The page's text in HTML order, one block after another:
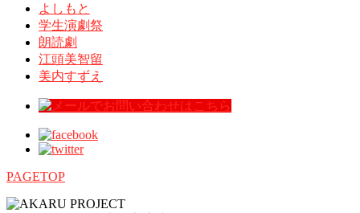
よしもと
学生演劇祭
朗読劇
江頭美智留
美内すずえ
PAGETOP